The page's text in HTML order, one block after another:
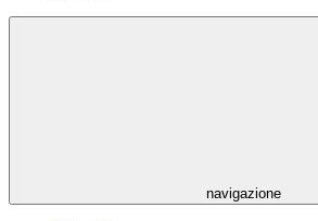
navigazione